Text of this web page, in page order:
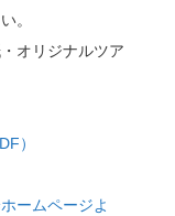
。
オリジナルツア
）
ームページよ